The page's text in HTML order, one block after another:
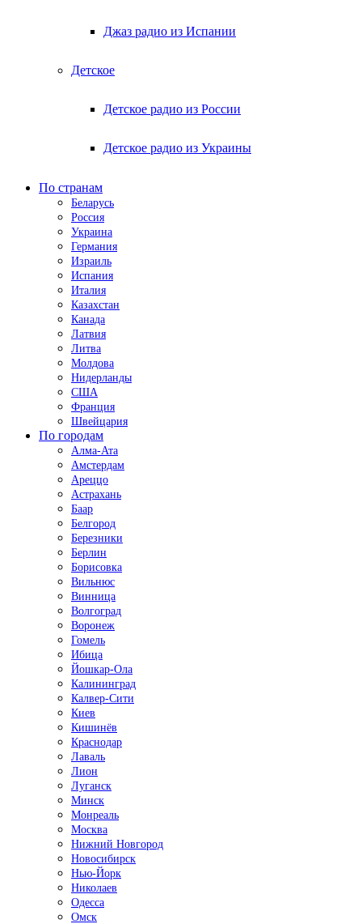
Джаз радио из Испании
Детское
Детское радио из России
Детское радио из Украины
По странам
Беларусь
Россия
Украина
Германия
Израиль
Испания
Италия
Казахстан
Канада
Латвия
Литва
Молдова
Нидерланды
США
Франция
Швейцария
По городам
Алма-Ата
Амстердам
Ареццо
Астрахань
Баар
Белгород
Березники
Берлин
Борисовка
Вильнюс
Винница
Волгоград
Воронеж
Гомель
Ибица
Йошкар-Ола
Калининград
Калвер-Сити
Киев
Кишинёв
Краснодар
Лаваль
Лион
Луганск
Минск
Монреаль
Москва
Нижний Новгород
Новосибирск
Нью-Йорк
Николаев
Одесса
Омск